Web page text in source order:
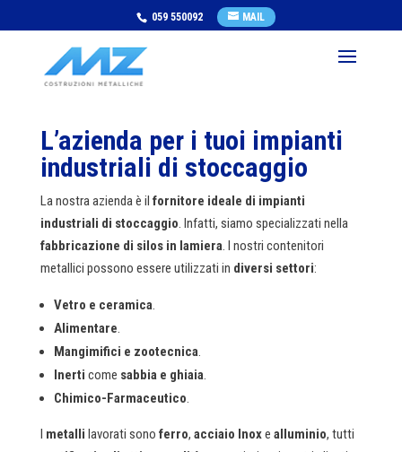
059 550092 MAIL
L’azienda per i tuoi impianti
industriali di stoccaggio
La nostra azienda è il fornitore ideale di impianti
industriali di stoccaggio. Infatti, siamo specializzati nella
fabbricazione di silos in lamiera. I nostri contenitori
metallici possono essere utilizzati in diversi settori:
Vetro e ceramica.
Alimentare.
Mangimifici e zootecnica.
Inerti come sabbia e ghiaia.
Chimico-Farmaceutico.
I metalli lavorati sono ferro, acciaio Inoxe alluminio, tutti